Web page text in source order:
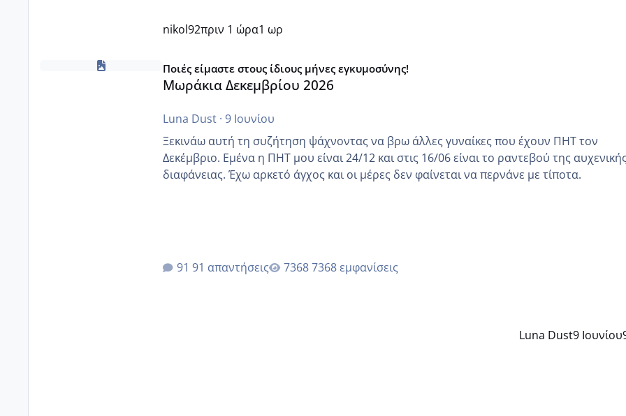
nikol92πριν 1 ώρα1 ωρ
Μωράκια Δεκεμβρίου 2026
Ποιές είμαστε στους ίδιους μήνες εγκυμοσύνης!
Μωράκια Δεκεμβρίου 2026
Luna Dust· 9 Ιουνίου
Ξεκινάω αυτή τη συζήτηση ψάχνοντας να βρω άλλες γυναίκες που έχουν ΠΗΤ τον
Δεκέμβριο. Εμένα η ΠΗΤ μου είναι 24/12 και στις 16/06 είναι το ραντεβού της αυχενικής
διαφάνειας. Έχω αρκετό άγχος και οι μέρες δεν φαίνεται να περνάνε με τίποτα.
91 απαντήσεις 7368 εμφανίσεις
Luna Dust9 Ιουνίου